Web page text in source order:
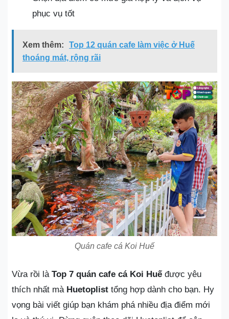
phục vụ tốt
Xem thêm:
Top 12 quán cafe làm việc ở Huế
thoáng mát, rộng rãi
Quán cafe cá Koi Huế
Vừa rồi là Top 7 quán cafe cá Koi Huếđược yêu
thích nhất mà Huetoplist tổng hợp dành cho bạn. Hy
vọng bài viết giúp bạn khám phá nhiều địa điểm mới